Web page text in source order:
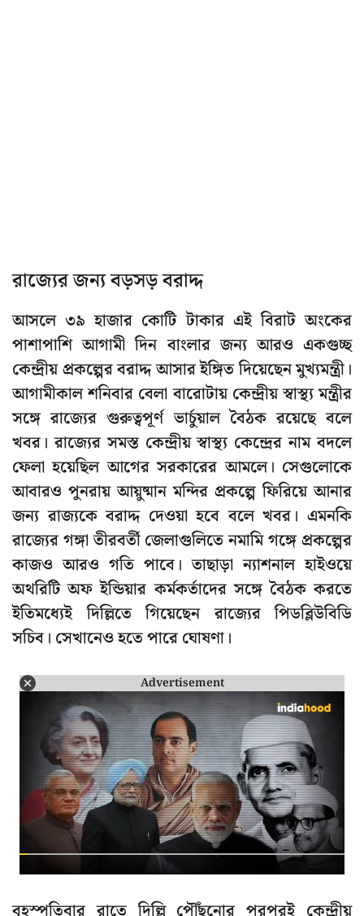
রাজ্যের জন্য বড়সড় বরাদ্দ
আসলে ৩৯ হাজার কোটি টাকার এই বিরাট অংকের
পাশাপাশি আগামী দিন বাংলার জন্য আরও একগুচ্ছ
কেন্দ্রীয় প্রকল্পের বরাদ্দ আসার ইঙ্গিত দিয়েছেন মুখ্যমন্ত্রী।
আগামীকাল শনিবার বেলা বারোটায় কেন্দ্রীয় স্বাস্থ্য মন্ত্রীর
সঙ্গে রাজ্যের গুরুত্বপূর্ণ ভার্চুয়াল বৈঠক রয়েছে বলে
খবর। রাজ্যের সমস্ত কেন্দ্রীয় স্বাস্থ্য কেন্দ্রের নাম বদলে
ফেলা হয়েছিল আগের সরকারের আমলে। সেগুলোকে
আবারও পুনরায় আয়ুষ্মান মন্দির প্রকল্পে ফিরিয়ে আনার
জন্য রাজ্যকে বরাদ্দ দেওয়া হবে বলে খবর। এমনকি
রাজ্যের গঙ্গা তীরবর্তী জেলাগুলিতে নমামি গঙ্গে প্রকল্পের
কাজও আরও গতি পাবে। তাছাড়া ন্যাশনাল হাইওয়ে
অথরিটি অফ ইন্ডিয়ার কর্মকর্তাদের সঙ্গে বৈঠক করতে
ইতিমধ্যেই দিল্লিতে গিয়েছেন রাজ্যের পিডব্লিউবিডি
সচিব। সেখানেও হতে পারে ঘোষণা।
Advertisement